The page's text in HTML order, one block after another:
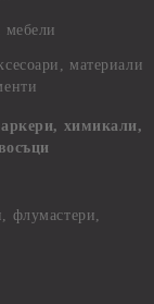
мебели
материали
химикали,
флумастери,